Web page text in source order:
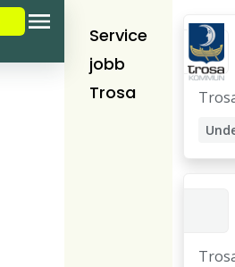
Service
jobb
Trosa